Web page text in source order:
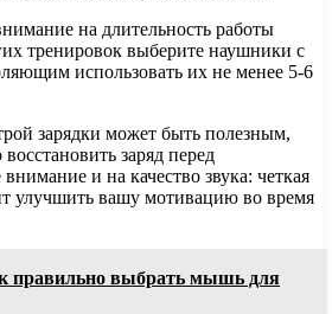
на длительность работы
тренировок выберите наушники с
использовать их не менее 5-6
зарядки может быть полезным,
заряд перед
и на качество звука: четкая
улучшить вашу мотивацию во время
правильно выбрать мышь для